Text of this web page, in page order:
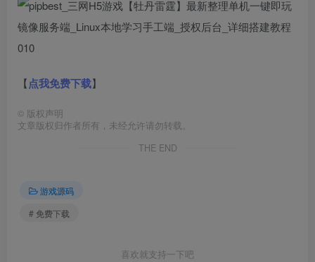
【点我免费下载】
© 版权声明
文章版权归作者所有，未经允许请勿转载。
THE END
游戏源码
# 免费下载
喜欢就支持一下吧